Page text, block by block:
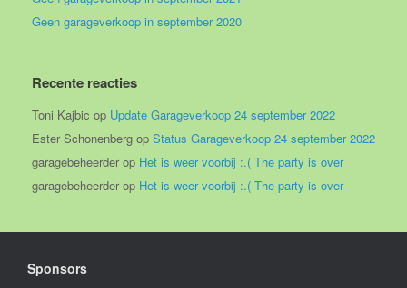
Geen garageverkoop in september 2020
Recente reacties
Toni Kajbic op Update Garageverkoop 24 september 2022
Ester Schonenberg op Status Garageverkoop 24 september 2022
garagebeheerder op Het is weer voorbij :.( The party is over
garagebeheerder op Het is weer voorbij :.( The party is over
Sponsors